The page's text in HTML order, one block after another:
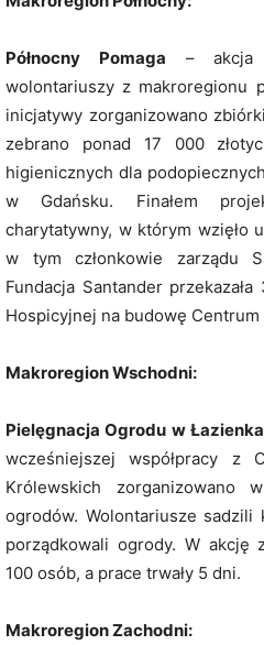
Północny Pomaga – akcja
wolontariuszy z makroregionu
inicjatywy zorganizowano
zebrano ponad 17 000
higienicznych dla
w Gdańsku. Finałem
charytatywny, w którym wzięło
w tym członkowie zarządu
Fundacja Santander
Hospicyjnej na budowę
Makroregion Wschodni:
Pielęgnacja Ogrodu w
wcześniejszej współpracy z
Królewskich zorganizowano
ogrodów. Wolontariusze
porządkowali ogrody. W akcję
100 osób, a prace trwały 5 dni.
Makroregion Zachodni: